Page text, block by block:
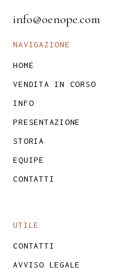
info@oenope.com
NAVIGAZIONE
HOME
VENDITA IN CORSO
INFO
PRESENTAZIONE
STORIA
EQUIPE
CONTATTI
UTILE
CONTATTI
AVVISO LEGALE